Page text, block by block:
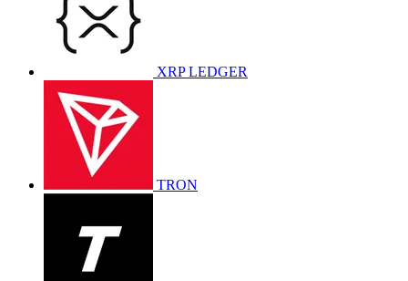
XRP LEDGER
TRON